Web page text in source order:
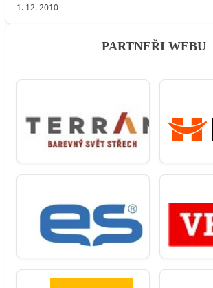
1. 12. 2010
PARTNEŘI WEBU